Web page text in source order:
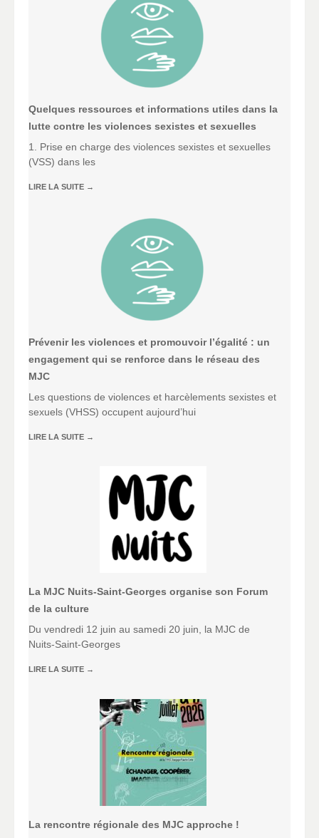
Quelques ressources et informations utiles dans la
lutte contre les violences sexistes et sexuelles
1. Prise en charge des violences sexistes et sexuelles
(VSS) dans les
LIRE LA SUITE →
Prévenir les violences et promouvoir l’égalité : un
engagement qui se renforce dans le réseau des
MJC
Les questions de violences et harcèlements sexistes et
sexuels (VHSS) occupent aujourd’hui
LIRE LA SUITE →
La MJC Nuits-Saint-Georges organise son Forum
de la culture
Du vendredi 12 juin au samedi 20 juin, la MJC de
Nuits-Saint-Georges
LIRE LA SUITE →
La rencontre régionale des MJC approche !